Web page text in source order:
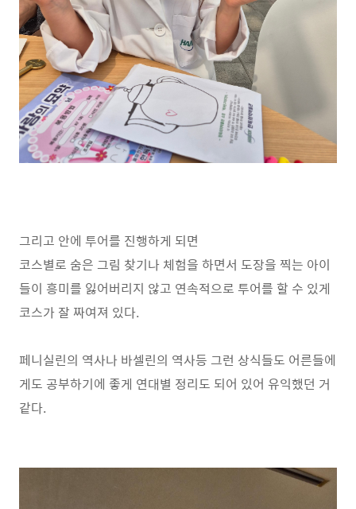
그리고 안에 투어를 진행하게 되면
코스별로 숨은 그림 찾기나 체험을 하면서 도장을 찍는 아이
들이 흥미를 잃어버리지 않고 연속적으로 투어를 할 수 있게
코스가 잘 짜여져 있다.
페니실린의 역사나 바셀린의 역사등 그런 상식들도 어른들에
게도 공부하기에 좋게 연대별 정리도 되어 있어 유익했던 거
같다.